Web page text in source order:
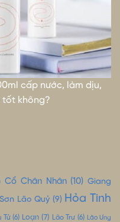
cấp nước, làm dịu,
tốt không?
Cổ Chân Nhân(10) Giang
Lão Quỷ (9) Hỏa Tinh
Tử(6) Loạn (7) Lão Trư (6) Lão Ưng